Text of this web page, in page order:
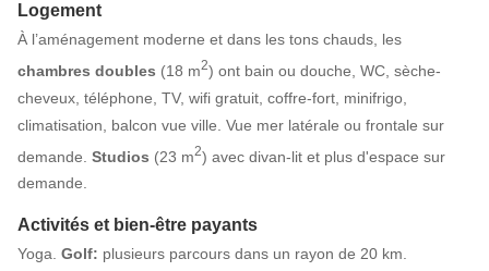
Logement
À l’aménagement moderne et dans les tons chauds, les
chambres doubles (18 m2) ont bain ou douche, WC, sèche-
cheveux, téléphone, TV, wifi gratuit, coffre-fort, minifrigo,
climatisation, balcon vue ville. Vue mer latérale ou frontale sur
demande. Studios (23 m2) avec divan-lit et plus d'espace sur
demande.
Activités et bien-être payants
Yoga. Golf: plusieurs parcours dans un rayon de 20 km.